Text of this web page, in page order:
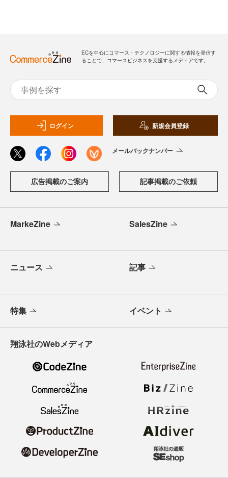
ECを中心にコマース・テクノロジーに関する情報を発信す
ることで、コマースビジネスを支援するメディアです。
ログイン 新規会員登録
メールバックナンバー
広告掲載のご案内 記事掲載のご依頼
MarkeZine SalesZine
ニュース 記事
特集 イベント
翔泳社のWebメディア